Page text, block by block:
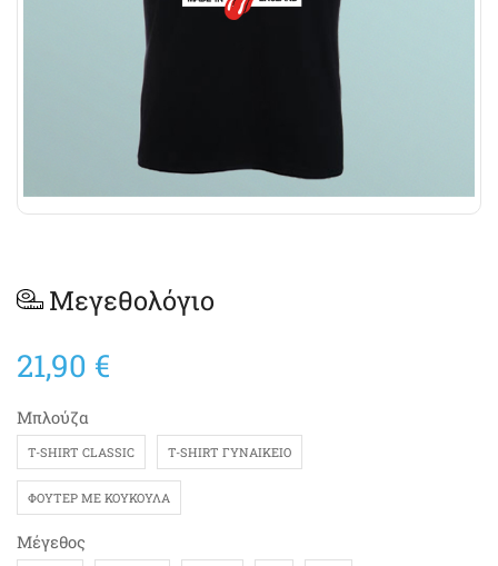
Μεγεθολόγιο
21,90 €
Μπλούζα
T-SHIRT CLASSIC T-SHIRT ΓΥΝΑΙΚΕΊΟ
ΦΟΎΤΕΡ ΜΕ ΚΟΥΚΟΎΛΑ
Μέγεθος